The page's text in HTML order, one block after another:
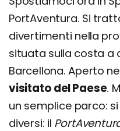
PortAventura. Si
divertimenti nella
situata sulla costa a
Barcellona. Aperto
visitato del Paese.
un semplice parco:
diversi: il